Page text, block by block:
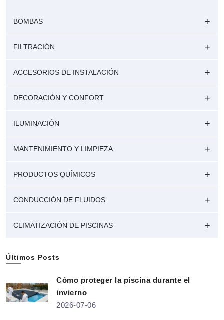
BOMBAS
FILTRACIÓN
ACCESORIOS DE INSTALACIÓN
DECORACIÓN Y CONFORT
ILUMINACIÓN
MANTENIMIENTO Y LIMPIEZA
PRODUCTOS QUÍMICOS
CONDUCCIÓN DE FLUIDOS
CLIMATIZACIÓN DE PISCINAS
Últimos Posts
Cómo proteger la piscina durante el
invierno
2026-07-06